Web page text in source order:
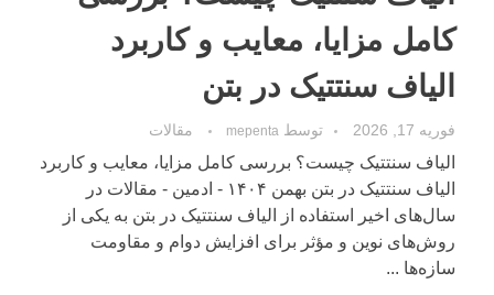
کامل مزایا، معایب و کاربرد
الیاف سنتتیک در بتن
فوریه 17, 2026 توسط mepenta مقالات
الیاف سنتتیک چیست؟ بررسی کامل مزایا، معایب و کاربرد
الیاف سنتتیک در بتن بهمن ۱۴۰۴ - ادمین - مقالات در
سال‌های اخیر استفاده از الیاف سنتتیک در بتن به یکی از
روش‌های نوین و مؤثر برای افزایش دوام و مقاومت
سازه‌ها ...